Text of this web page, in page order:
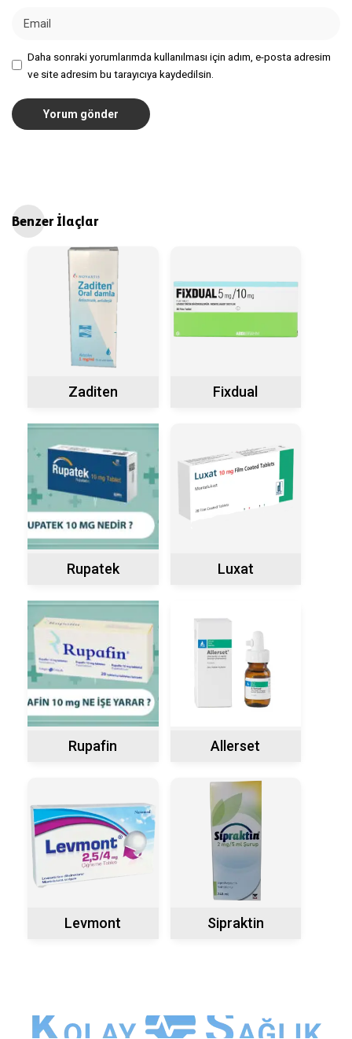
Daha sonraki yorumlarımda kullanılması için adım, e-posta adresim
ve site adresim bu tarayıcıya kaydedilsin.
Benzer İlaçlar
Zaditen Fixdual
Rupatek Luxat
Rupafin Allerset
Levmont Sipraktin